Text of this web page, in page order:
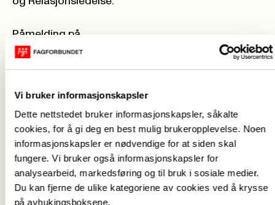
Vi bruker informasjonskapsler
Dette nettstedet bruker informasjonskapsler, såkalte
cookies, for å gi deg en best mulig brukeropplevelse. Noen
informasjonskapsler er nødvendige for at siden skal
fungere. Vi bruker også informasjonskapsler for
analysearbeid, markedsføring og til bruk i sosiale medier.
Du kan fjerne de ulike kategoriene av cookies ved å krysse
på avhukingsboksene.
Påmelding på
https://www.fagforbundet.no/fagforeninger/
Der finner dere arrangementet nede på siden.
arrangementet er gratis for fagforbundets
medlemmer.
Ikke medlemmer 500kr. Betales på konto
9011.05.13096 eller på Vipps til 137334
Du vil få en link på e-post 2 dager før webinaret.